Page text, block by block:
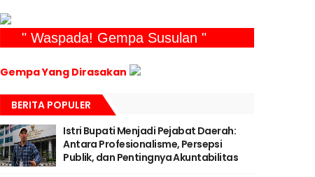
" Waspada! Gempa Susulan "
Gempa Yang Dirasakan
BERITA POPULER
Istri Bupati Menjadi Pejabat Daerah:
Antara Profesionalisme, Persepsi
Publik, dan Pentingnya Akuntabilitas